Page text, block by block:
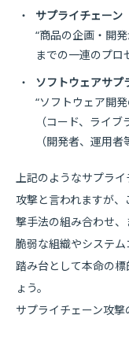
・
サプライチェーン
“商品の企画・開
までの一連のプロ
・
ソフトウェアサプ
“ソフトウェア開
（コード、ライ
（開発者、運用
上記のようなサプラ
攻撃と言われますが
撃手法の組み合わせ
脆弱な組織やシステ
踏み台として本命の
ょう。
サプライチェーン攻撃